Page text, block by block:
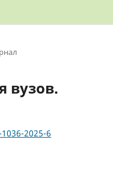
вузов.
2025-6